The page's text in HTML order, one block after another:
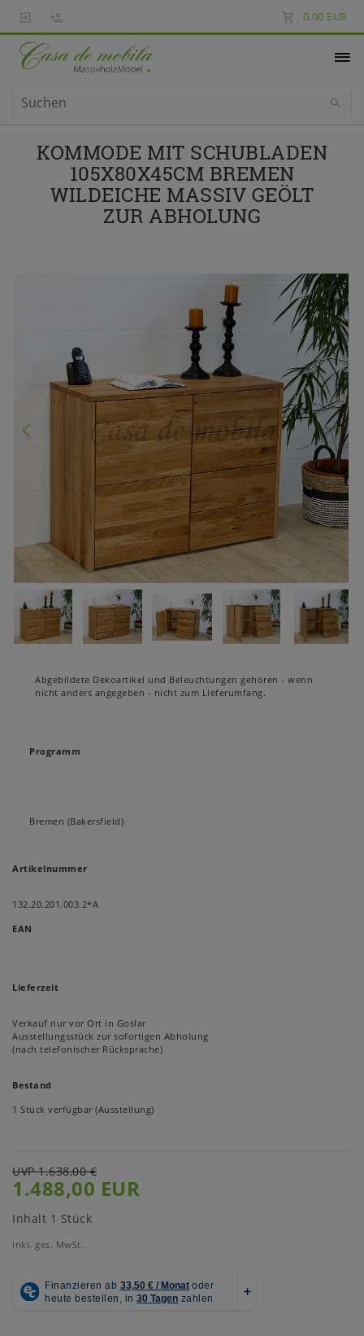
0,00 EUR
KOMMODE MIT SCHUBLADEN
105X80X45CM BREMEN
WILDEICHE MASSIV GEÖLT
ZUR ABHOLUNG
Abgebildete Dekoartikel und Beleuchtungen gehören - wenn
nicht anders angegeben - nicht zum Lieferumfang.
Programm
Bremen (Bakersfield)
Artikelnummer
132.20.201.003.2*A
EAN
Lieferzeit
Verkauf nur vor Ort in Goslar
Ausstellungsstück zur sofortigen Abholung
(nach telefonischer Rücksprache)
Bestand
1 Stück verfügbar (Ausstellung)
UVP 1.638,00 €
1.488,00 EUR
Inhalt 1 Stück
inkl. ges. MwSt.